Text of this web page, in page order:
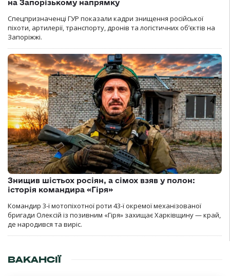
на Запорізькому напрямку
Спецпризначенці ГУР показали кадри знищення російської
піхоти, артилерії, транспорту, дронів та логістичних об’єктів на
Запоріжжі.
Знищив шістьох росіян, а сімох взяв у полон:
історія командира «Гіря»
Командир 3-ї мотопіхотної роти 43-ї окремої механізованої
бригади Олексій із позивним «Гіря» захищає Харківщину — край,
де народився та виріс.
ВАКАНСІЇ